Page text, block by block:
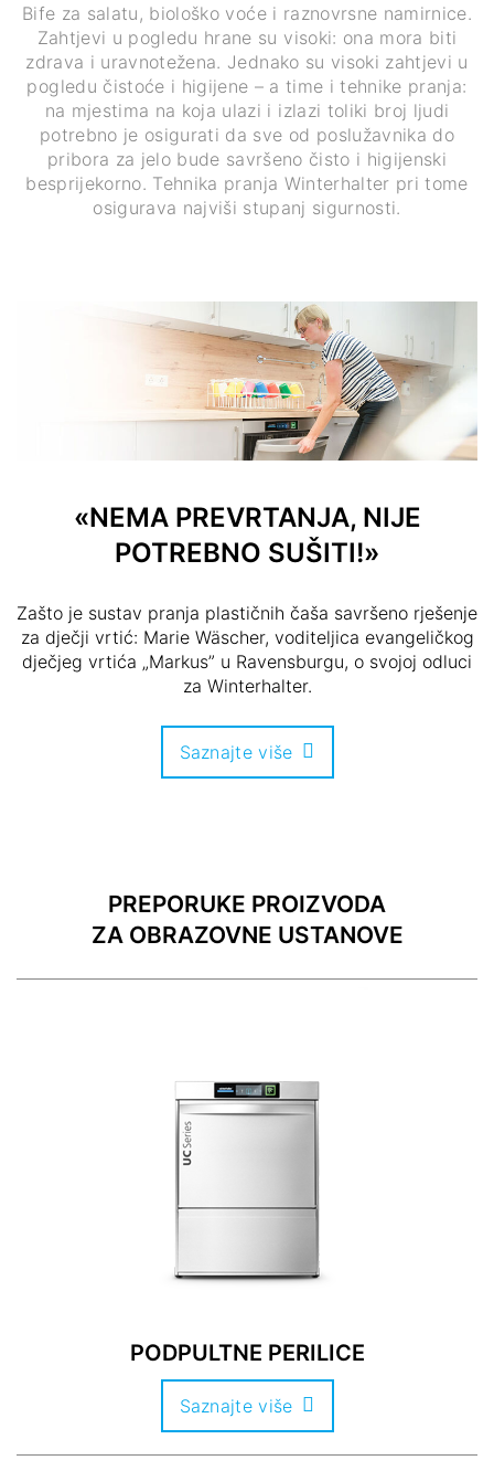
Bife za salatu, biološko voće i raznovrsne namirnice.
Zahtjevi u pogledu hrane su visoki: ona mora biti
zdrava i uravnotežena. Jednako su visoki zahtjevi u
pogledu čistoće i higijene – a time i tehnike pranja:
na mjestima na koja ulazi i izlazi toliki broj ljudi
potrebno je osigurati da sve od poslužavnika do
pribora za jelo bude savršeno čisto i higijenski
besprijekorno. Tehnika pranja Winterhalter pri tome
osigurava najviši stupanj sigurnosti.
«NEMA PREVRTANJA, NIJE
POTREBNO SUŠITI!»
Zašto je sustav pranja plastičnih čaša savršeno rješenje
za dječji vrtić: Marie Wäscher, voditeljica evangeličkog
dječjeg vrtića „Markus” u Ravensburgu, o svojoj odluci
za Winterhalter.
Saznajte više
PREPORUKE PROIZVODA
ZA OBRAZOVNE USTANOVE
PODPULTNE PERILICE
Saznajte više